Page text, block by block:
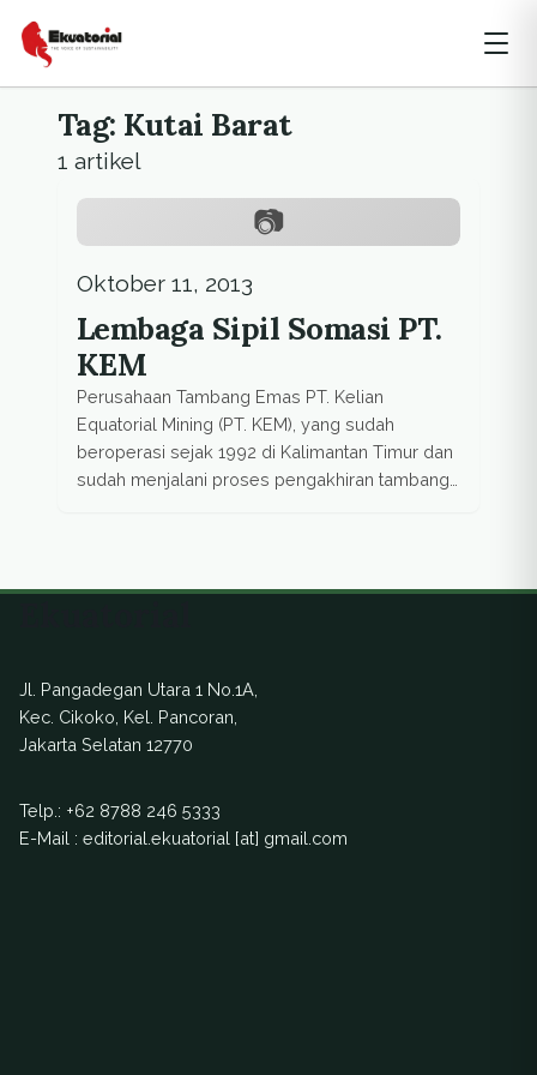
Tag: Kutai Barat
1 artikel
Oktober 11, 2013
Lembaga Sipil Somasi PT.
KEM
Perusahaan Tambang Emas PT. Kelian
Equatorial Mining (PT. KEM), yang sudah
beroperasi sejak 1992 di Kalimantan Timur dan
sudah menjalani proses pengakhiran tambang
ini (11/10) kepada Bupati Kutai Barat dan
Jl. Pangadegan Utara 1 No.1A,
Kec. Cikoko, Kel. Pancoran,
Jakarta Selatan 12770
Telp.: +62 8788 246 5333
E-Mail : editorial.ekuatorial [at] gmail.com